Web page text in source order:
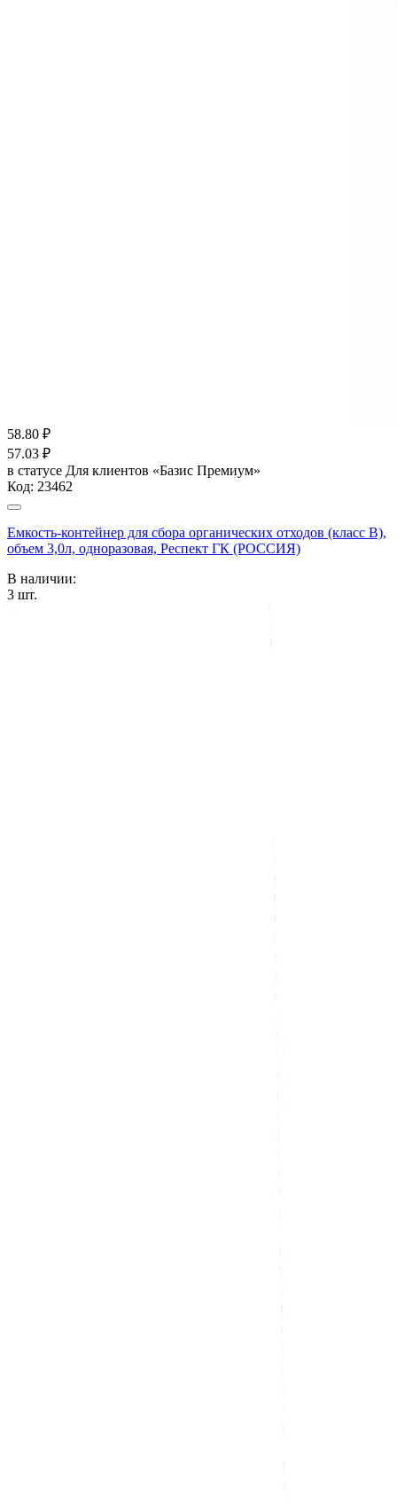
58.80 ₽
57.03 ₽
в статусе Для клиентов «Базис Премиум»
Код: 23462
Емкость-контейнер для сбора органических отходов (класс В),
объем 3,0л, одноразовая, Респект ГК (РОССИЯ)
В наличии:
3 шт.